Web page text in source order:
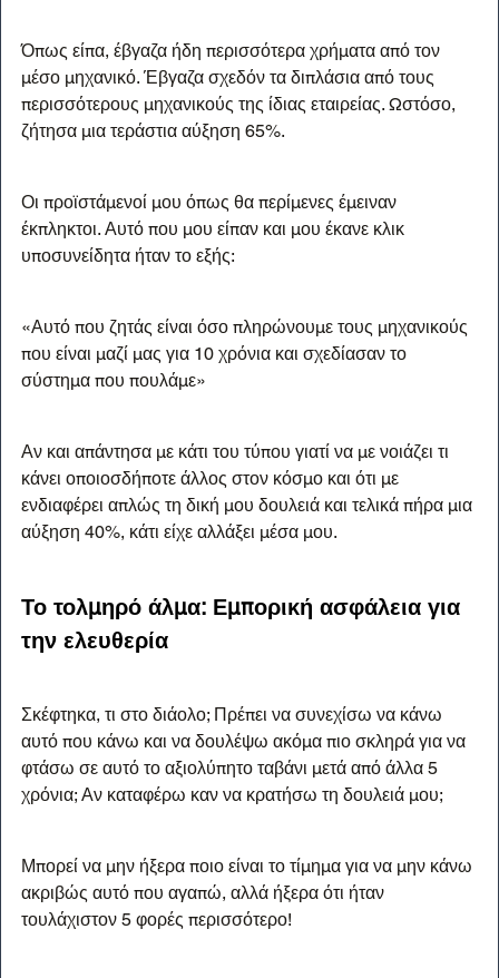
Όπως είπα, έβγαζα ήδη περισσότερα χρήματα από τον
μέσο μηχανικό. Έβγαζα σχεδόν τα διπλάσια από τους
περισσότερους μηχανικούς της ίδιας εταιρείας. Ωστόσο,
ζήτησα μια τεράστια αύξηση 65%.
Οι προϊστάμενοί μου όπως θα περίμενες έμειναν
έκπληκτοι. Αυτό που μου είπαν και μου έκανε κλικ
υποσυνείδητα ήταν το εξής:
«Αυτό που ζητάς είναι όσο πληρώνουμε τους μηχανικούς
που είναι μαζί μας για 10 χρόνια και σχεδίασαν το
σύστημα που πουλάμε»
Αν και απάντησα με κάτι του τύπου γιατί να με νοιάζει τι
κάνει οποιοσδήποτε άλλος στον κόσμο και ότι με
ενδιαφέρει απλώς τη δική μου δουλειά και τελικά πήρα μια
αύξηση 40%, κάτι είχε αλλάξει μέσα μου.
Το τολμηρό άλμα: Εμπορική ασφάλεια για
την ελευθερία
Σκέφτηκα, τι στο διάολο; Πρέπει να συνεχίσω να κάνω
αυτό που κάνω και να δουλέψω ακόμα πιο σκληρά για να
φτάσω σε αυτό το αξιολύπητο ταβάνι μετά από άλλα 5
χρόνια; Αν καταφέρω καν να κρατήσω τη δουλειά μου;
Μπορεί να μην ήξερα ποιο είναι το τίμημα για να μην κάνω
ακριβώς αυτό που αγαπώ, αλλά ήξερα ότι ήταν
τουλάχιστον 5 φορές περισσότερο!